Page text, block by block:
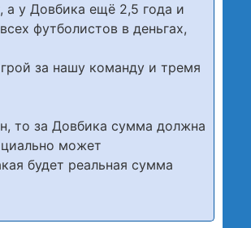
а у Довбика ещё 2,5 года и
футболистов в деньгах,
за нашу команду и тремя
то за Довбика сумма должна
может
будет реальная сумма